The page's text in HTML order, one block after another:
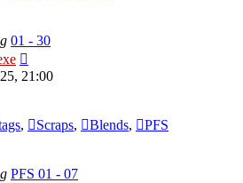
01 - 30
Beitrag
21:00
, Scraps, Blends,
PFS
PFS 01 - 07